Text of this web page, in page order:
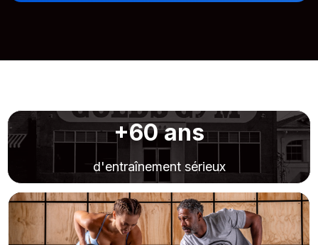
+60 ans
d'entraînement sérieux